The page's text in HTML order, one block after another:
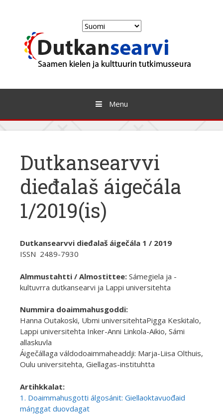
Valitse
Menu
Dutkansearvvi
dieđalaš áigečála
1/2019(is)
Dutkansearvvi dieđalaš áigečála 1 / 2019
ISSN 2489-7930
Almmustahtti / Almostittee: Sámegiela ja -
kultuvrra dutkansearvi ja Lappi universitehta
Nummira doaimmahusgoddi:
Hanna Outakoski, Ubmi universitehtaPigga Keskitalo,
Lappi universitehta Inker-Anni Linkola-Aikio, Sámi
allaskuvla
Áigečállaga váldodoaimmaheaddji: Marja-Liisa Olthuis,
Oulu universitehta, Giellagas-instituhtta
Artihkkalat:
1. Doaimmahusgotti álgosánit: Giellaoktavuođaid
máŋggat duovdagat